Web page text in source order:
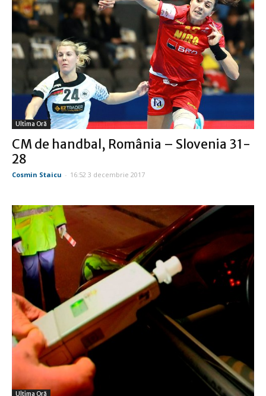
Ultima Oră
CM de handbal, România – Slovenia 31-
28
Cosmin Staicu - 16:52 3 decembrie 2017
Ultima Oră